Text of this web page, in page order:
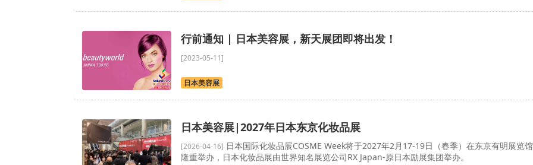
行前通知 | 日本美容展，新天展团即将出发！
[2023-05-11]
日本美容展
日本美容展|2027年日本东京化妆品展
[2026-04-16] 日本国际化妆品展COSME Week将于2027年2月17-19日（春季）在东京有明展览馆
隆重举办，日本化妆品展由世界知名展览公司RX Japan-原日本励展集团举办。